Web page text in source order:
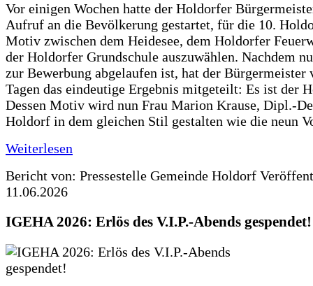
Vor einigen Wochen hatte der Holdorfer
Aufruf an die Bevölkerung gestartet, für die 10.
Motiv zwischen dem Heidesee, dem Holdorfer
der Holdorfer Grundschule auszuwählen. Nachdem
zur Bewerbung abgelaufen ist, hat der Bürgermeister
Tagen das eindeutige Ergebnis mitgeteilt: Es ist der
Dessen Motiv wird nun Frau Marion Krause, Dipl.-
Holdorf in dem gleichen Stil gestalten wie die neun
Weiterlesen
Bericht von: Pressestelle Gemeinde Holdorf
11.06.2026
IGEHA 2026: Erlös des V.I.P.-Abends gespendet!